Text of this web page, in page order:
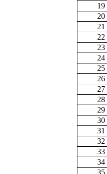
19
20
21
22
23
24
25
26
27
28
29
30
31
32
33
34
35